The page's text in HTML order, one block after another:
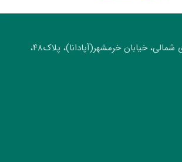
آدرس : تهران، سهروردی شمالی، خیابان خرمشهر(آپادانا)، پلاک۴۸،